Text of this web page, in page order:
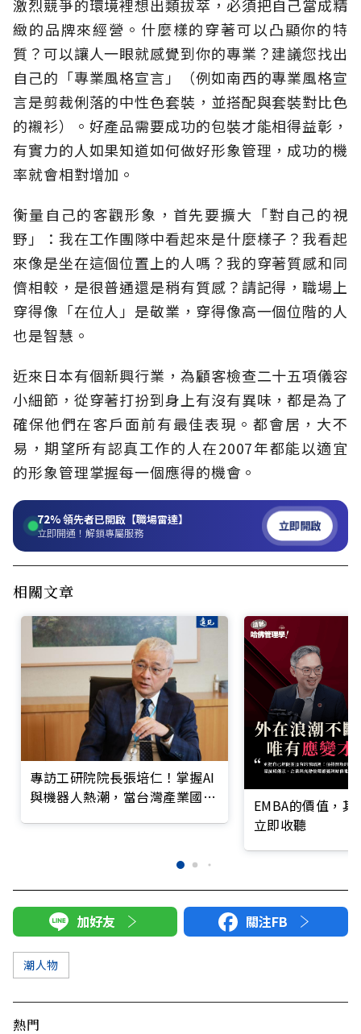
激烈競爭的環境裡想出類拔萃，必須把自己當成精
緻的品牌來經營。什麼樣的穿著可以凸顯你的特
質？可以讓人一眼就感覺到你的專業？建議您找出
自己的「專業風格宣言」（例如南西的專業風格宣
言是剪裁俐落的中性色套裝，並搭配與套裝對比色
的襯衫）。好產品需要成功的包裝才能相得益彰，
有實力的人如果知道如何做好形象管理，成功的機
率就會相對增加。
衡量自己的客觀形象，首先要擴大「對自己的視
野」：我在工作團隊中看起來是什麼樣子？我看起
來像是坐在這個位置上的人嗎？我的穿著質感和同
儕相較，是很普通還是稍有質感？請記得，職場上
穿得像「在位人」是敬業，穿得像高一個位階的人
也是智慧。
近來日本有個新興行業，為顧客檢查二十五項儀容
小細節，從穿著打扮到身上有沒有異味，都是為了
確保他們在客戶面前有最佳表現。都會居，大不
易，期望所有認真工作的人在2007年都能以適宜
的形象管理掌握每一個應得的機會。
72%領先者已開啟【職場雷達】
立即開通！解鎖專屬服務 立即開啟
相關文章
專訪工研院院長張培仁！掌握AI
與機器人熱潮，當台灣產業國際
EMBA的價值，
立即收聽
加好友 關注FB
潮人物
熱門